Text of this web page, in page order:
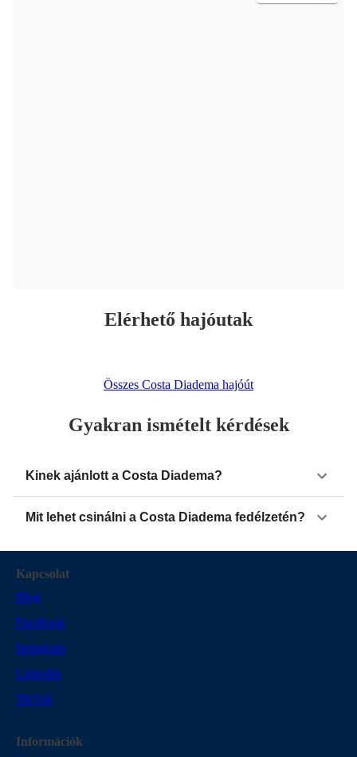
Elérhető hajóutak
Összes Costa Diadema hajóút
Gyakran ismételt kérdések
Kinek ajánlott a Costa Diadema?
Mit lehet csinálni a Costa Diadema fedélzetén?
Kapcsolat
Blog
Facebook
Instagram
Linkedin
TikTok
Információk